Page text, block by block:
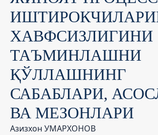
ХАВФСИЗЛИГИНИ
ТАЪМИНЛАШНИ
ҚЎЛЛАШНИНГ
САБАБЛАРИ,
ВА МЕЗОНЛАРИ
Азизхон УМАРХОНОВ